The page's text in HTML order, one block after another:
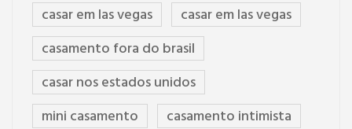
casar em las vegas
casar em las vegas
casamento fora do brasil
casar nos estados unidos
mini casamento
casamento intimista